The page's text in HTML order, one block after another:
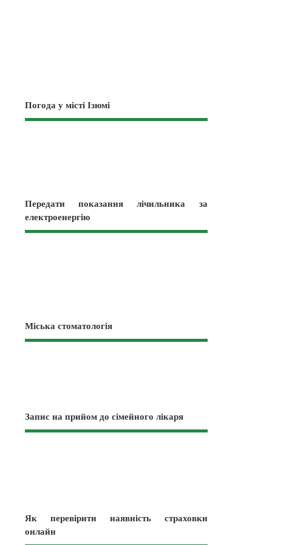
Погода у місті Ізюмі
Передати показання лічильника за
електроенергію
Міська стоматологія
Запис на прийом до сімейного лікаря
Як перевірити наявність страховки
онлайн